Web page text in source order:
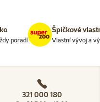
poradí
Špičkové
Vlastní vývoj a
321 000 180